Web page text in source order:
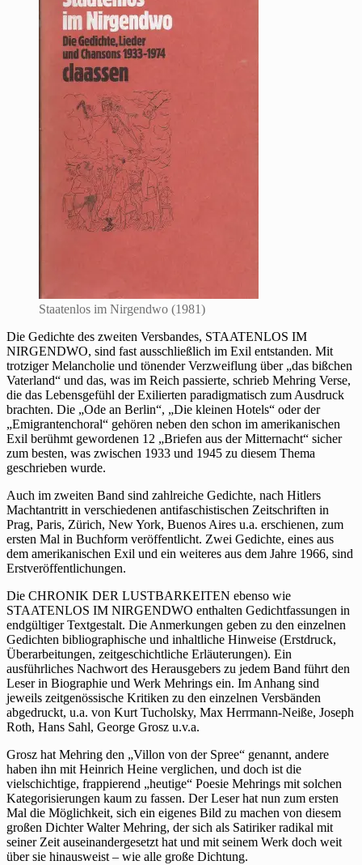
Staatenlos im Nirgendwo (1981)
Die Gedichte des zweiten Versbandes, STAATENLOS IM
NIRGENDWO, sind fast ausschließlich im Exil entstanden. Mit
trotziger Melancholie und tönender Verzweiflung über „das bißchen
Vaterland“ und das, was im Reich passierte, schrieb Mehring Verse,
die das Lebensgefühl der Exilierten paradigmatisch zum Ausdruck
brachten. Die „Ode an Berlin“, „Die kleinen Hotels“ oder der
„Emigrantenchoral“ gehören neben den schon im amerikanischen
Exil berühmt gewordenen 12 „Briefen aus der Mitternacht“ sicher
zum besten, was zwischen 1933 und 1945 zu diesem Thema
geschrieben wurde.
Auch im zweiten Band sind zahlreiche Gedichte, nach Hitlers
Machtantritt in verschiedenen antifaschistischen Zeitschriften in
Prag, Paris, Zürich, New York, Buenos Aires u.a. erschienen, zum
ersten Mal in Buchform veröffentlicht. Zwei Gedichte, eines aus
dem amerikanischen Exil und ein weiteres aus dem Jahre 1966, sind
Erstveröffentlichungen.
Die CHRONIK DER LUSTBARKEITEN ebenso wie
STAATENLOS IM NIRGENDWO enthalten Gedichtfassungen in
endgültiger Textgestalt. Die Anmerkungen geben zu den einzelnen
Gedichten bibliographische und inhaltliche Hinweise (Erstdruck,
Überarbeitungen, zeitgeschichtliche Erläuterungen). Ein
ausführliches Nachwort des Herausgebers zu jedem Band führt den
Leser in Biographie und Werk Mehrings ein. Im Anhang sind
jeweils zeitgenössische Kritiken zu den einzelnen Versbänden
abgedruckt, u.a. von Kurt Tucholsky, Max Herrmann-Neiße, Joseph
Roth, Hans Sahl, George Grosz u.v.a.
Grosz hat Mehring den „Villon von der Spree“ genannt, andere
haben ihn mit Heinrich Heine verglichen, und doch ist die
vielschichtige, frappierend „heutige“ Poesie Mehrings mit solchen
Kategorisierungen kaum zu fassen. Der Leser hat nun zum ersten
Mal die Möglichkeit, sich ein eigenes Bild zu machen von diesem
großen Dichter Walter Mehring, der sich als Satiriker radikal mit
seiner Zeit auseinandergesetzt hat und mit seinem Werk doch weit
über sie hinausweist – wie alle große Dichtung.